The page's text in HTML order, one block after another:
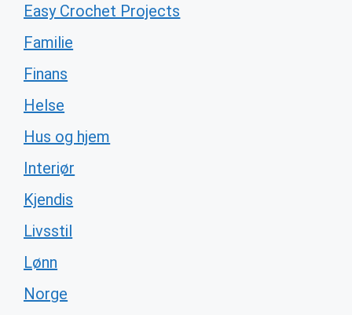
Easy Crochet Projects
Familie
Finans
Helse
Hus og hjem
Interiør
Kjendis
Livsstil
Lønn
Norge